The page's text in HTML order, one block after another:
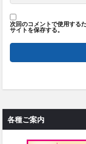
次回のコメントで使用する
サイトを保存する。
各種ご案内